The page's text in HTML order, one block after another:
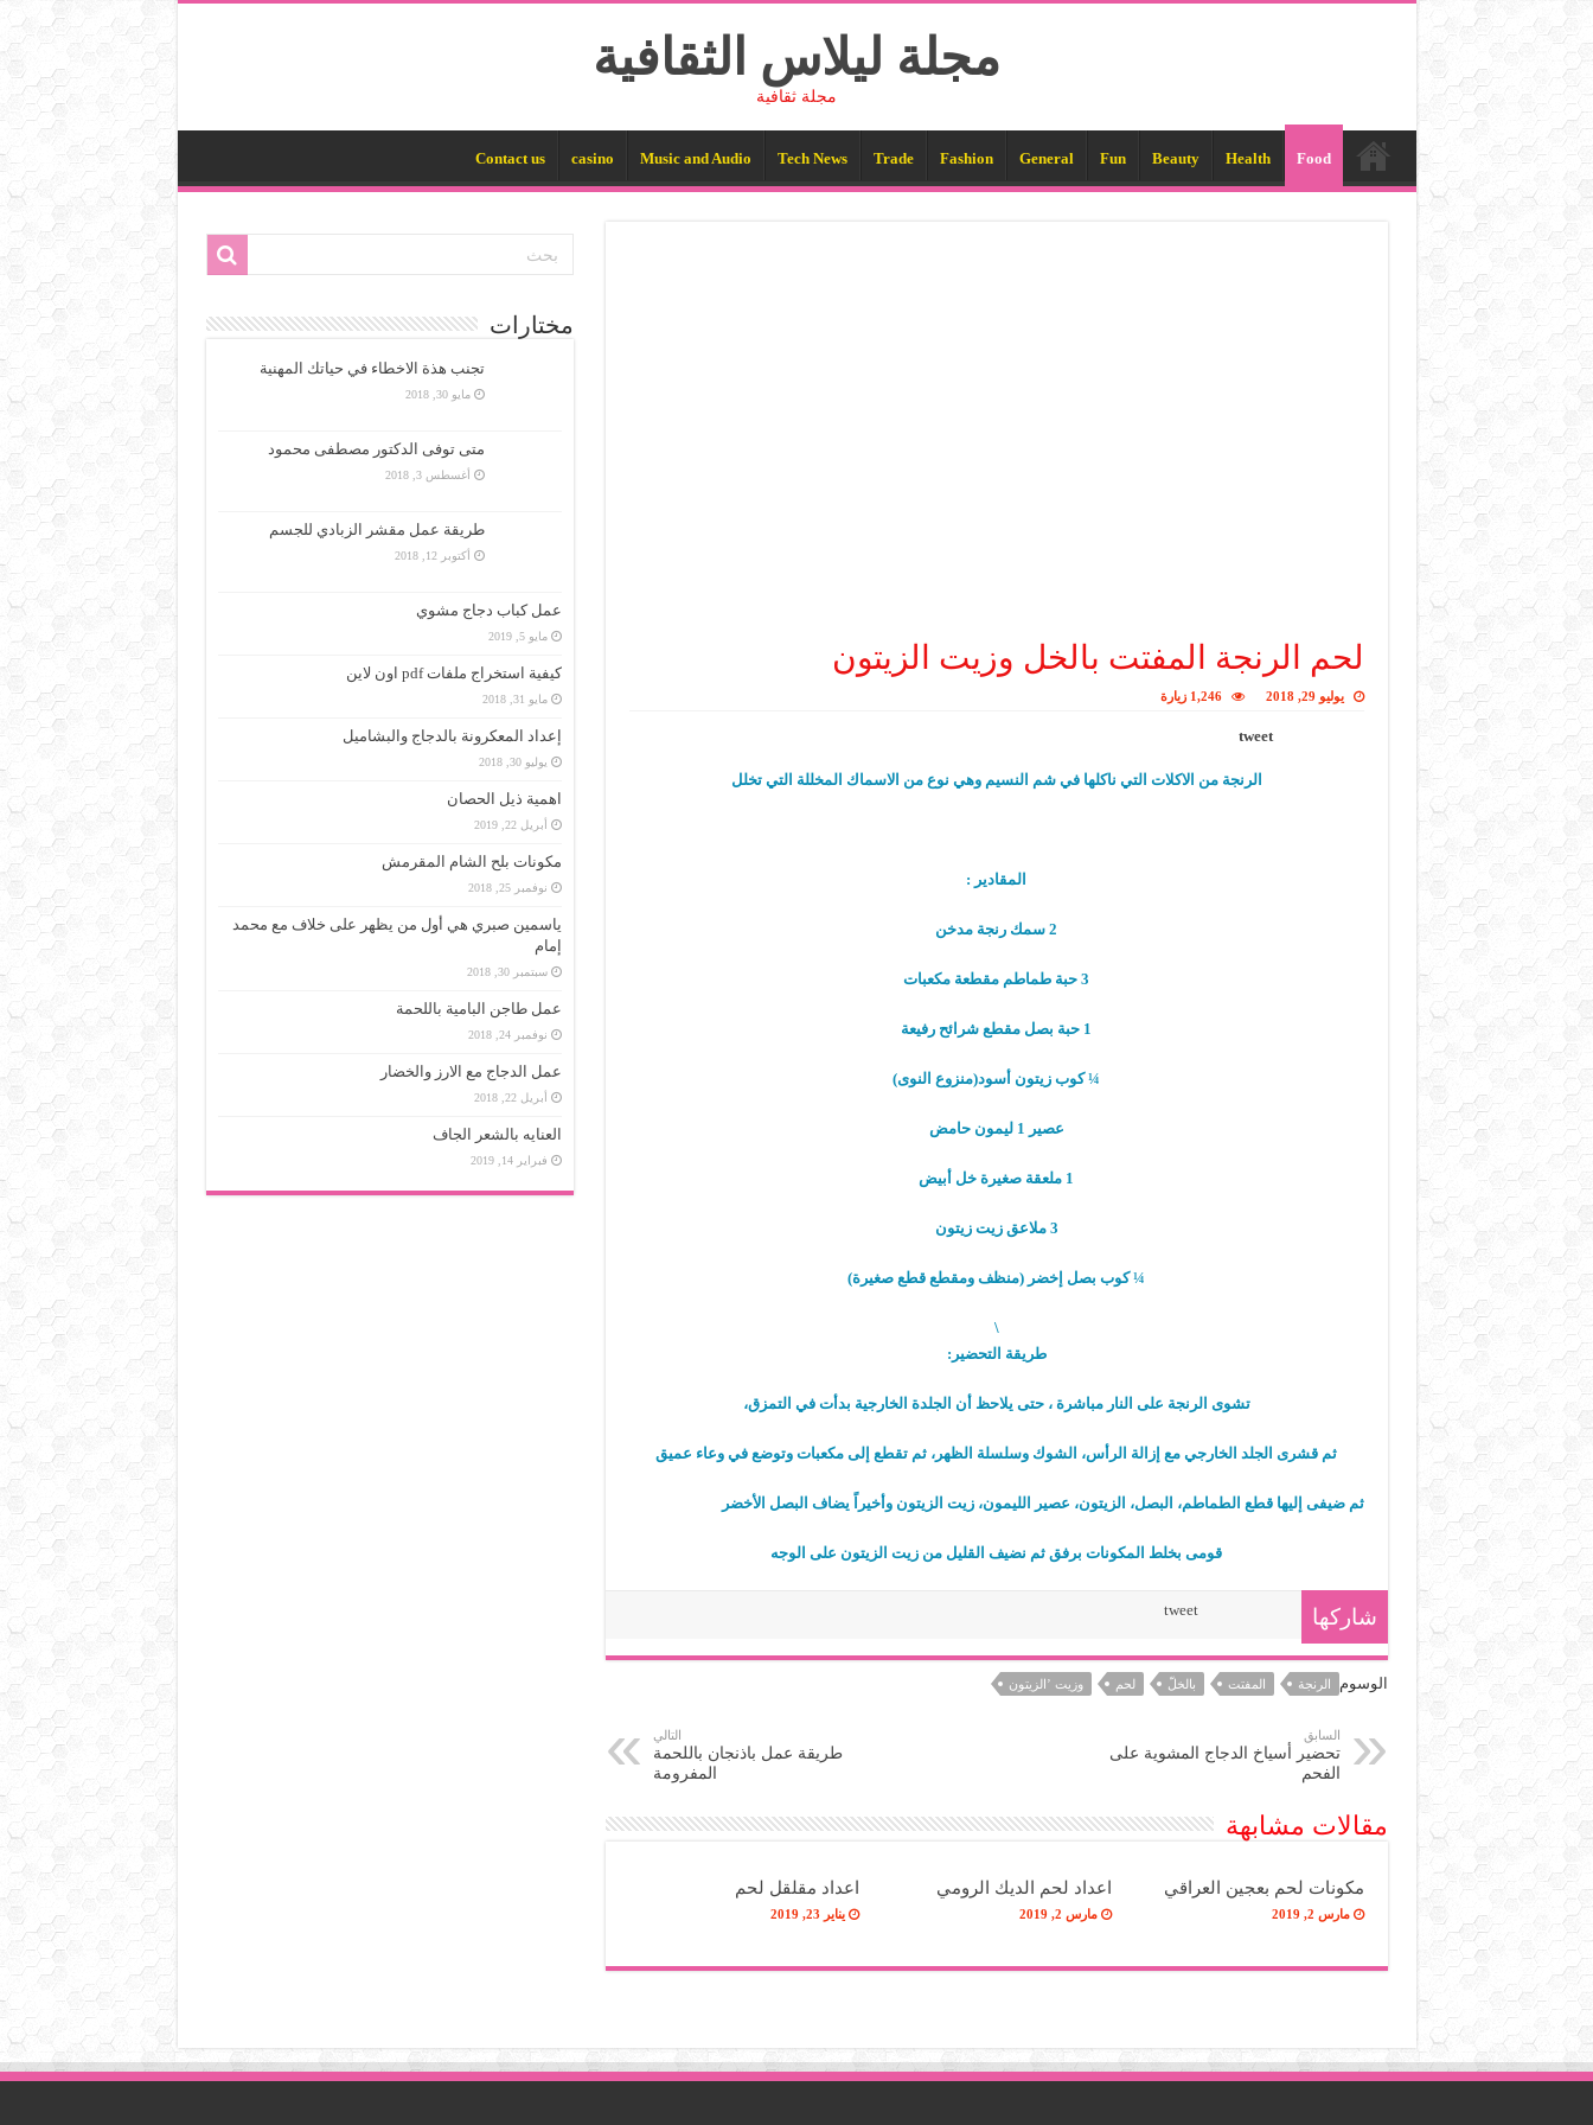
مجلة ليلاس الثقافية
مجلة ثقافية
Food
Health
Beauty
Fun
General
Fashion
Trade
Tech News
Music and Audio
casino
Contact us
لحم الرنجة المفتت بالخل وزيت الزيتون
يوليو 29, 2018 1,246 زيارة
tweet
الرنجة من الاكلات التي ناكلها في شم النسيم وهي نوع من الاسماك المخللة التي تخلل
المقادير :
2 سمك رنجة مدخن
3 حبة طماطم مقطعة مكعبات
1 حبة بصل مقطع شرائح رفيعة
¼ كوب زيتون أسود(منزوع النوى)
عصير 1 ليمون حامض
1 ملعقة صغيرة خل أبيض
3 ملاعق زيت زيتون
¼ كوب بصل إخضر (منظف ومقطع قطع صغيرة)
\
طريقة التحضير:
تشوى الرنجة على النار مباشرة ، حتى يلاحظ أن الجلدة الخارجية بدأت في التمزق،
ثم قشرى الجلد الخارجي مع إزالة الرأس، الشوك وسلسلة الظهر، ثم تقطع إلى مكعبات وتوضع في وعاء عميق
ثم ضيفى إليها قطع الطماطم، البصل، الزيتون، عصير الليمون، زيت الزيتون وأخيراً يضاف البصل الأخضر
قومى بخلط المكونات برفق ثم نضيف القليل من زيت الزيتون على الوجه
شاركها tweet
الوسوم الرنجة المفتت بالخلّ لحم وزيت ’الزيتون
السابق
تحضير أسياخ الدجاج المشوية على
الفحم
التالي
طريقة عمل باذنجان باللحمة
المفرومة
مقالات مشابهة
مكونات لحم بعجين العراقي
مارس 2, 2019
اعداد لحم الديك الرومي
مارس 2, 2019
اعداد مقلقل لحم
يناير 23, 2019
مختارات
تجنب هذة الاخطاء في حياتك المهنية
مايو 30, 2018
متى توفى الدكتور مصطفى محمود
أغسطس 3, 2018
طريقة عمل مقشر الزبادي للجسم
أكتوبر 12, 2018
عمل كباب دجاج مشوي
مايو 5, 2019
كيفية استخراج ملفات pdf اون لاين
مايو 31, 2018
إعداد المعكرونة بالدجاج والبشاميل
يوليو 30, 2018
اهمية ذيل الحصان
أبريل 22, 2019
مكونات بلح الشام المقرمش
نوفمبر 25, 2018
ياسمين صبري هي أول من يظهر على خلاف مع محمد
إمام
سبتمبر 30, 2018
عمل طاجن البامية باللحمة
نوفمبر 24, 2018
عمل الدجاج مع الارز والخضار
أبريل 22, 2018
العنايه بالشعر الجاف
فبراير 14, 2019